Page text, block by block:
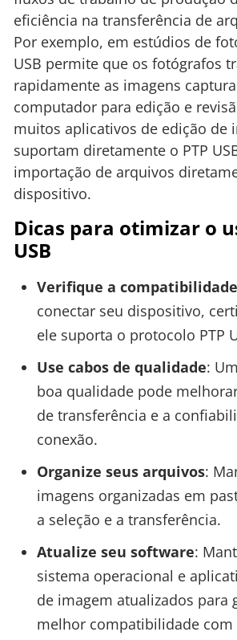
eficiência na transferência de
Por exemplo, em estúdios de
USB permite que os fotógrafos
rapidamente as imagens
computador para edição e
muitos aplicativos de edição de
suportam diretamente o PTP
importação de arquivos
dispositivo.
Dicas para otimizar o
USB
Verifique a compatibilidade
conectar seu dispositivo,
ele suporta o protocolo PTP
Use cabos de qualidade:
boa qualidade pode
de transferência e a
conexão.
Organize seus arquivos:
imagens organizadas em
a seleção e a transferência.
Atualize seu software:
sistema operacional e
de imagem atualizados para
melhor compatibilidade com